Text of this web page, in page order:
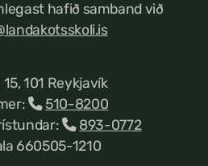
hafið samband við
101 Reykjavík
510-8200
893-0772
660505-1210